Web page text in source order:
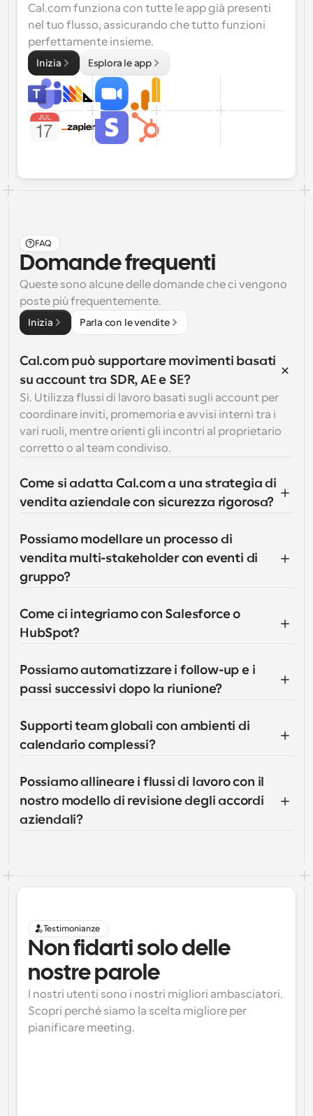
Cal.com funziona con tutte le app già presenti
nel tuo flusso, assicurando che tutto funzioni
perfettamente insieme.
Inizia Esplora le app
FAQ
Domande frequenti
Queste sono alcune delle domande che ci vengono
poste più frequentemente.
Inizia Parla con le vendite
Cal.com può supportare movimenti basati
su account tra SDR, AE e SE?
Sì. Utilizza flussi di lavoro basati sugli account per
coordinare inviti, promemoria e avvisi interni tra i
vari ruoli, mentre orienti gli incontri al proprietario
corretto o al team condiviso.
Come si adatta Cal.com a una strategia di
vendita aziendale con sicurezza rigorosa?
Possiamo modellare un processo di
vendita multi-stakeholder con eventi di
gruppo?
Come ci integriamo con Salesforce o
HubSpot?
Possiamo automatizzare i follow-up e i
passi successivi dopo la riunione?
Supporti team globali con ambienti di
calendario complessi?
Possiamo allineare i flussi di lavoro con il
nostro modello di revisione degli accordi
aziendali?
Testimonianze
Non fidarti solo delle
nostre parole
I nostri utenti sono i nostri migliori ambasciatori.
Scopri perché siamo la scelta migliore per
pianificare meeting.